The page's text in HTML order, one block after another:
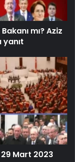
mı? Aziz
yanıt
Mart 2023